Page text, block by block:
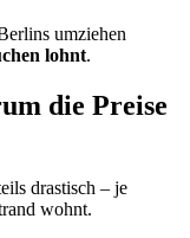
umziehen
lohnt.
die Preise
drastisch – je
wohnt.